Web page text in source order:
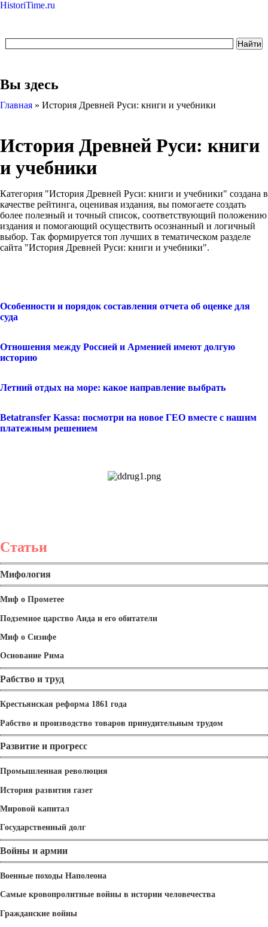
HistoriTime.ru
Вы здесь
Главная » История Древней Руси: книги и учебники
История Древней Руси: книги
и учебники
Категория "История Древней Руси: книги и учебники" создана в
качестве рейтинга, оценивая издания, вы помогаете создать
более полезный и точный список, соответствующий положению
издания и помогающий осуществить осознанный и логичный
выбор. Так формируется топ лучших в тематическом разделе
сайта "История Древней Руси: книги и учебники".
Особенности и порядок составления отчета об оценке для
суда
Отношения между Россией и Арменией имеют долгую
историю
Летний отдых на море: какое направление выбрать
Betatransfer Kassa: посмотри на новое ГЕО вместе с нашим
платежным решением
Статьи
Мифология
Миф о Прометее
Подземное царство Аида и его обитатели
Миф о Сизифе
Основание Рима
Рабство и труд
Крестьянская реформа 1861 года
Рабство и производство товаров принудительным трудом
Развитие и прогресс
Промышленная революция
История развития газет
Мировой капитал
Государственный долг
Войны и армии
Военные походы Наполеона
Самые кровопролитные войны в истории человечества
Гражданские войны